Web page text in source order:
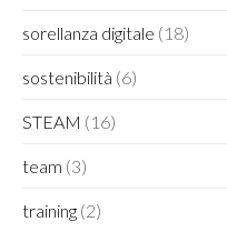
sorellanza digitale (18)
sostenibilità (6)
STEAM (16)
team (3)
training (2)